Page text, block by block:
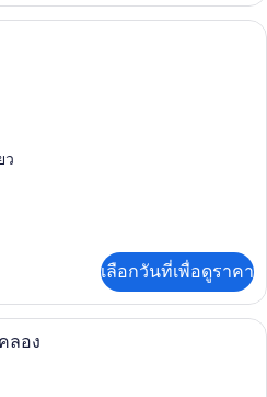
ห้องดีลักซ์ดับเบิลหรือทวิน | ผ้านวมขน
ว
เลือกวันที่เพื่อดูราคา
ห้องดีลักซ์ดับเบิลหรือทวิน, วิวคลอง | วิ
ลอง